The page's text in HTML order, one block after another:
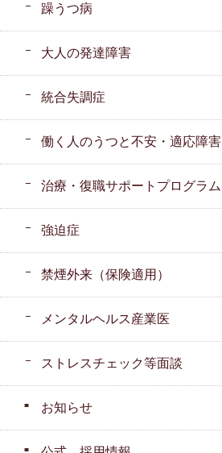
躁うつ病
大人の発達障害
統合失調症
働く人のうつと不安・適応障害
治療・復職サポートプログラム
強迫症
禁煙外来（保険適用）
メンタルヘルス産業医
ストレスチェック等面談
お知らせ